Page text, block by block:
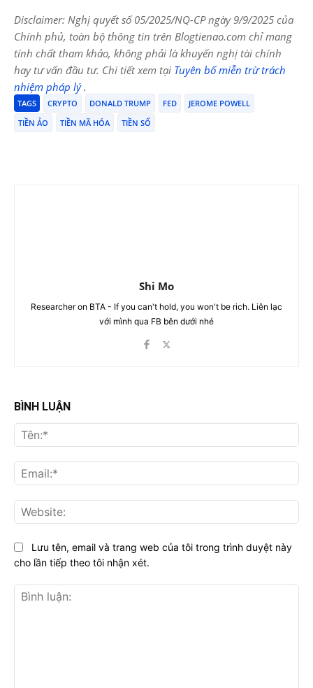
Disclaimer: Nghị quyết số 05/2025/NQ-CP ngày 9/9/2025 của
Chính phủ, toàn bộ thông tin trên Blogtienao.com chỉ mang
tính chất tham khảo, không phải là khuyến nghị tài chính
hay tư vấn đầu tư. Chi tiết xem tại Tuyên bố miễn trừ trách
nhiệm pháp lý.
TAGS CRYPTO DONALD TRUMP FED
JEROME POWELL
TIỀN ẢO
TIỀN MÃ HÓA TIỀN SỐ
Shi Mo
Researcher on BTA - If you can't hold, you won't be rich. Liên lạc
với mình qua FB bên dưới nhé
BÌNH LUẬN
Lưu tên, email và trang web của tôi trong trình duyệt này
cho lần tiếp theo tôi nhận xét.